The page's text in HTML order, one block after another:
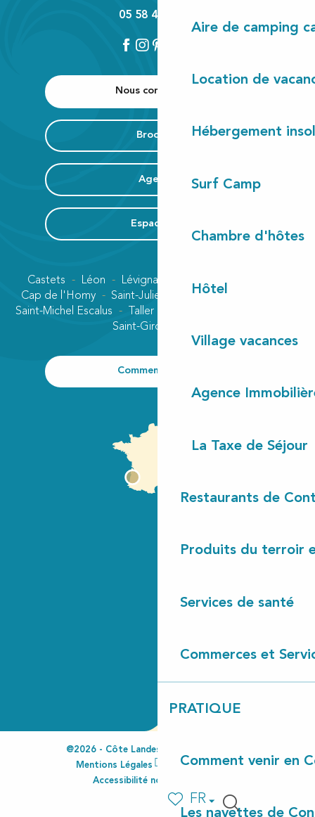
Aire de camping
Location de
Hébergement
Surf Camp
Chambre d'hôtes
Hôtel
Village vacances
Agence
La Taxe de Séjour
Restaurants de
Produits du terroir
Services de santé
Commerces et
PRATIQUE
Comment venir en
Les navettes de
Voir les favoris
FR
Nous contacter
Brochure
Agenda
Espace Pro
05 58 42 89 80
Castets Léon Lévignacq
Lit-et-Mixe
Cap de l'Homy
Saint-Julien-en-Born
Contis plage
Saint-Michel Escalus
Taller
Saint-Girons plage
Comment venir ?
@2026 - Côte Landes Nature Tourisme
Mentions Légales
Espace Pro
Accessibilité non conforme